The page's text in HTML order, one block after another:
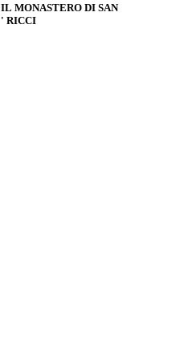
MONASTERO DI SAN
RICCI